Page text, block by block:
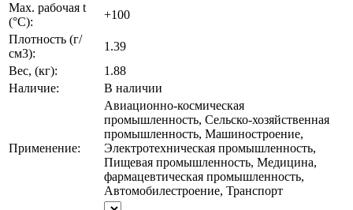
Max. рабочая t
(°C):
+100
Плотность (г/
см3):
1.39
Вес, (кг):
1.88
Наличие:
В наличии
Применение:
Авиационно-космическая
промышленность, Сельско-хозяйственная
промышленность, Машиностроение,
Электротехническая промышленность,
Пищевая промышленность, Медицина,
фармацевтическая промышленность,
Автомобилестроение, Транспорт